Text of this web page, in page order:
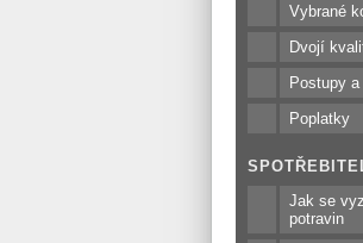
Vybrané
Dvojí
Postupy
Poplatky
Jak se
potravin